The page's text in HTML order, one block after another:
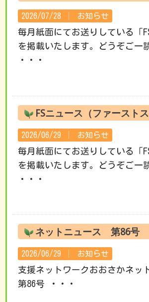
2026/07/28 │ お知らせ
毎月紙面にてお送りしている「
を掲載いたします。どうぞご一
・・・
2026/06/29 │ お知らせ
毎月紙面にてお送りしている「
を掲載いたします。どうぞご一
・・・
ネットニュース 第86号
2026/06/29 │ お知らせ
支援ネットワークおおさかネ
第86号 ・・・